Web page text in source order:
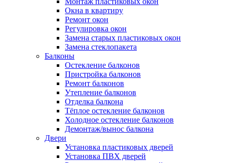
Окна в квартиру
Ремонт окон
Регулировка окон
Замена старых пластиковых окон
Замена стеклопакета
Балконы
Остекление балконов
Пристройка балконов
Ремонт балконов
Утепление балконов
Отделка балкона
Тёплое остекление балконов
Холодное остекление балконов
Демонтаж/вынос балкона
Двери
Установка пластиковых дверей
Установка ПВХ дверей